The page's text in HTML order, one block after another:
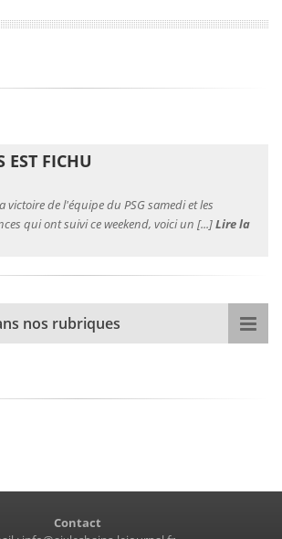
EST FICHU
victoire de l'équipe du PSG samedi et les
qui ont suivi ce weekend, voici un [...]Lire la
nos rubriques
Contact